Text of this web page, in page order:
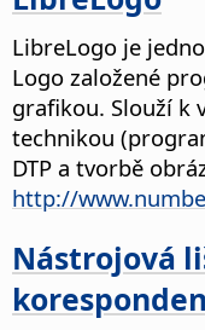
LibreLogo je
Logo založené
grafikou. Slouží k
technikou
DTP a tvorbě
http://
Nástrojová